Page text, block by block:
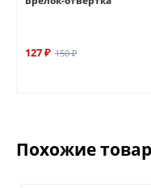
127 ₽ 150 ₽
Похожие